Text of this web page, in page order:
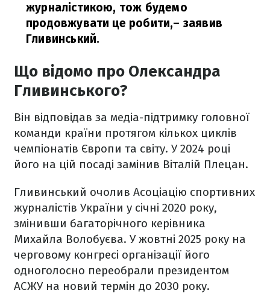
журналістикою, тож будемо
продовжувати це робити,– заявив
Гливинський.
Що відомо про Олександра
Гливинського?
Він відповідав за медіа-підтримку головної
команди країни протягом кількох циклів
чемпіонатів Європи та світу. У 2024 році
його на цій посаді замінив Віталій Плецан.
Гливинський очолив Асоціацію спортивних
журналістів України у січні 2020 року,
змінивши багаторічного керівника
Михайла Волобуєва. У жовтні 2025 року на
черговому конгресі організації його
одноголосно переобрали президентом
АСЖУ на новий термін до 2030 року.